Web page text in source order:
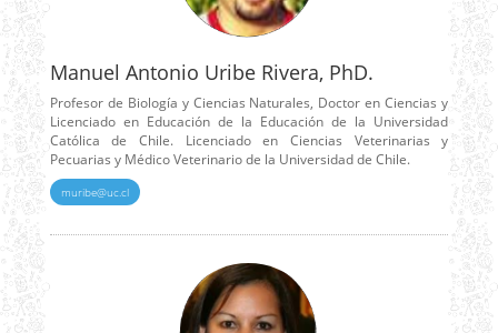
Manuel Antonio Uribe Rivera, PhD.
Profesor de Biología y Ciencias Naturales, Doctor en Ciencias y
Licenciado en Educación de la Educación de la Universidad
Católica de Chile. Licenciado en Ciencias Veterinarias y
Pecuarias y Médico Veterinario de la Universidad de Chile.
muribe@uc.cl